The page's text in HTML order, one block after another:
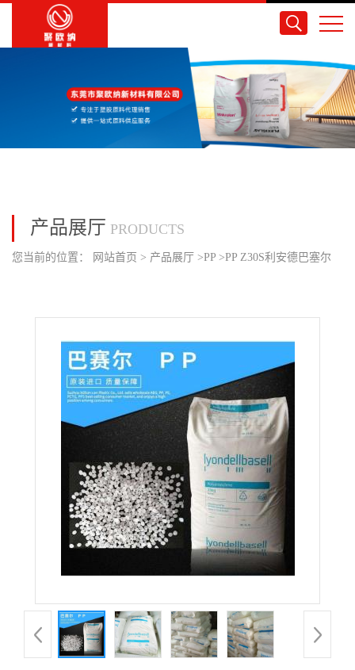
产品展厅 PRODUCTS
您当前的位置： 网站首页 > 产品展厅 >PP >PP Z30S利安德巴塞尔